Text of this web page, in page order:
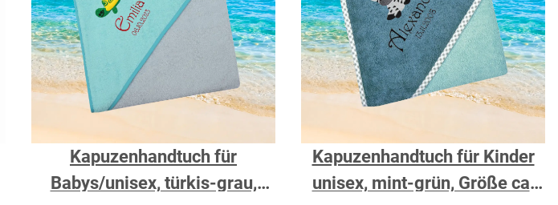
Kapuzenhandtuch für
Babys/unisex, türkis-grau,
Kapuzenhandtuch für Kinder
unisex, mint-grün, Größe ca.